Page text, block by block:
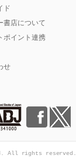
ド
書店について
ポイント連携
せ
All rights reserved.